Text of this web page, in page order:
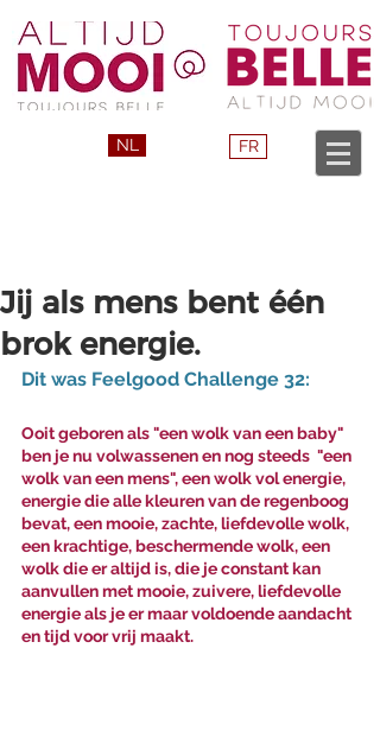
NL FR
Jij als mens bent één
brok energie.
Dit was Feelgood Challenge 32:
Ooit geboren als "een wolk van een baby"
ben je nu volwassenen en nog steeds  "een
wolk van een mens", een wolk vol energie,
energie die alle kleuren van de regenboog
bevat, een mooie, zachte, liefdevolle wolk,
een krachtige, beschermende wolk, een
wolk die er altijd is, die je constant kan
aanvullen met mooie, zuivere, liefdevolle
energie als je er maar voldoende aandacht
en tijd voor vrij maakt.